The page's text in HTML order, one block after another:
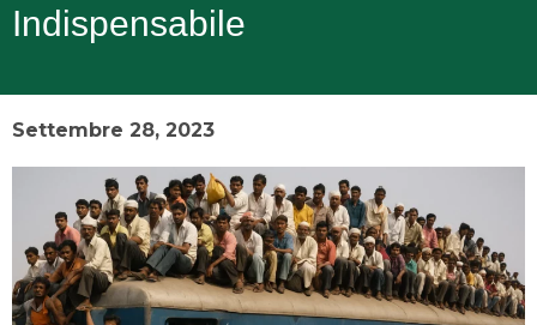
Indispensabile
Settembre 28, 2023